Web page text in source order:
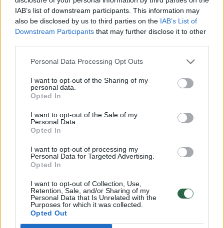
IAB’s list of downstream participants. This information may
also be disclosed by us to third parties on the IAB’s List of
Downstream Participants that may further disclose it to other
Personal Data Processing Opt Outs
I want to opt-out of the Sharing of my
personal data.
Opted In
I want to opt-out of the Sale of my
Personal Data.
Opted In
I want to opt-out of processing my
Personal Data for Targeted Advertising.
Opted In
I want to opt-out of Collection, Use,
Retention, Sale, and/or Sharing of my
Personal Data that Is Unrelated with the
Purposes for which it was collected.
Opted Out
Rodyti komentarus
Lietuvos diena Nelaimės